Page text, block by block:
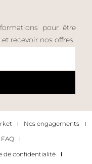
pour être
recevoir nos offres
Nos engagements
FAQ
de confidentialité